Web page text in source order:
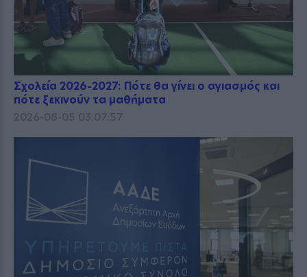
Σχολεία 2026-2027: Πότε θα γίνει ο αγιασμός και
πότε ξεκινούν τα μαθήματα
2026-08-05 03:07:57